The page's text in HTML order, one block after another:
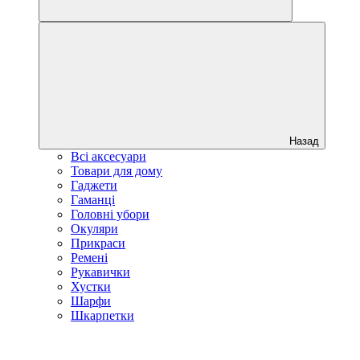
Назад
Всі аксесуари
Товари для дому
Гаджети
Гаманці
Головні убори
Окуляри
Прикраси
Ремені
Рукавички
Хустки
Шарфи
Шкарпетки